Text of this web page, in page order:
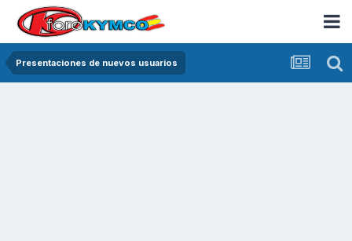
Presentaciones de nuevos usuarios